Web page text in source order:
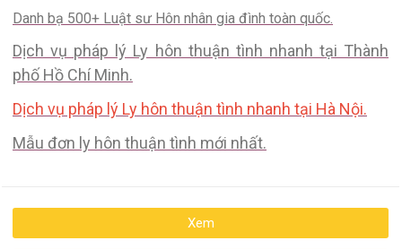
Danh bạ 500+ Luật sư Hôn nhân gia đình toàn quốc.
Dịch vụ pháp lý Ly hôn thuận tình nhanh tại Thành
phố Hồ Chí Minh.
Dịch vụ pháp lý Ly hôn thuận tình nhanh tại Hà Nội.
Mẫu đơn ly hôn thuận tình mới nhất.
Xem